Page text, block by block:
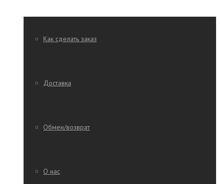
Как сделать заказ
Доставка
Обмен/возврат
О нас